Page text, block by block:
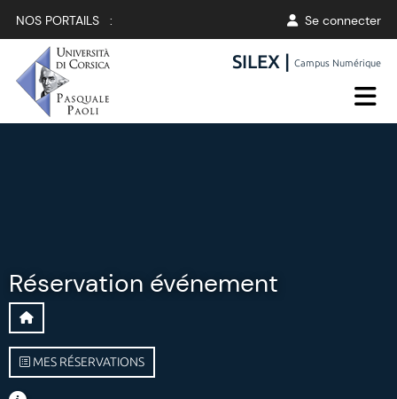
NOS PORTAILS : Se connecter
SILEX |Campus Numérique
Réservation événement
MES RÉSERVATIONS